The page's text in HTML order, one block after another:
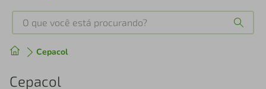
O que você está procurando?
Cepacol
Cepacol
Produtos mais buscados
tenis